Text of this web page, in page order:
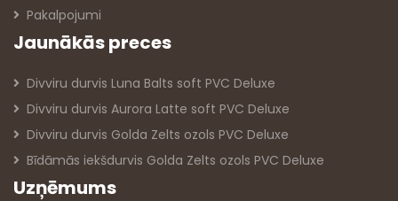
Pakalpojumi
Jaunākās preces
Divviru durvis Luna Balts soft PVC Deluxe
Divviru durvis Aurora Latte soft PVC Deluxe
Divviru durvis Golda Zelts ozols PVC Deluxe
Bīdāmās iekšdurvis Golda Zelts ozols PVC Deluxe
Uzņēmums